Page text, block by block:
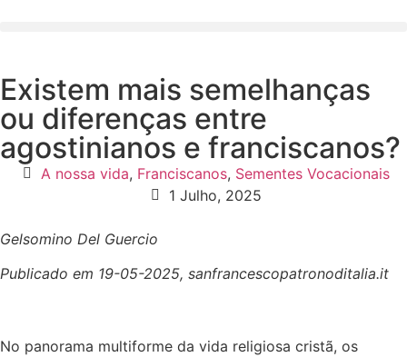
Existem mais semelhanças
ou diferenças entre
agostinianos e franciscanos?
A nossa vida, Franciscanos, Sementes Vocacionais
1 Julho, 2025
Gelsomino Del Guercio
Publicado em 19-05-2025, sanfrancescopatronoditalia.it
No panorama multiforme da vida religiosa cristã, os